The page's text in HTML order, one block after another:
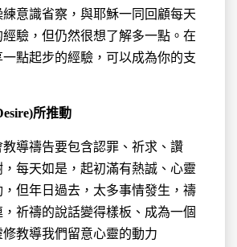
意識省察，與耶穌一同回顧每天
驗，但仍然很想了解多一點。在
點起步的經驗，可以成為你的支
所推動
導禱告要包含認罪、祈求、讚
每天如是，起初滿有熱誠、心靈
但年日過去，太多事情發生，禱
祈禱的說話變得樣板、成為一個
教導我們留意心靈的動力